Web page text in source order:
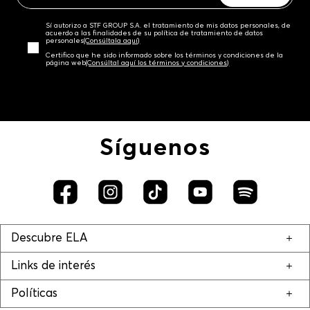
Sí autorizo a STF GROUP S.A. el tratamiento de mis datos personales, de
acuerdo a las finalidades de su política de tratamiento de datos
personales‎(Consúltala aquí)
Certifico que he sido informado sobre los términos y condiciones de la
página web‎(Consúltal aquí los términos y condiciones)
Síguenos
Descubre ELA
Links de interés
Políticas